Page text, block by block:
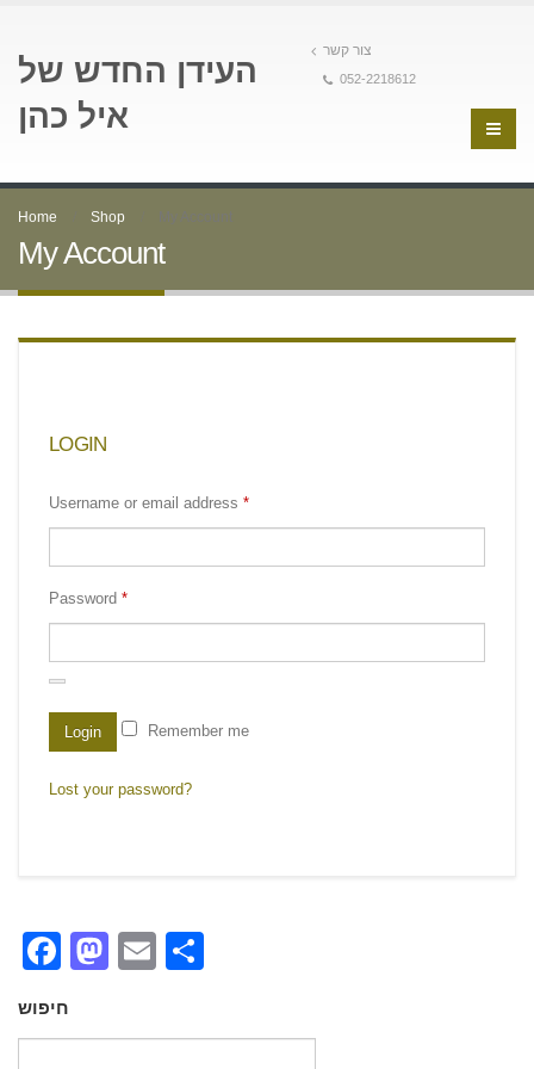
העידן החדש של
איל כהן
צור קשר
052-2218612
Home Shop My Account
My Account
LOGIN
Username or email address *
Password *
Login Remember me
Lost your password?
Facebook
Mastodon
Email
חיפוש